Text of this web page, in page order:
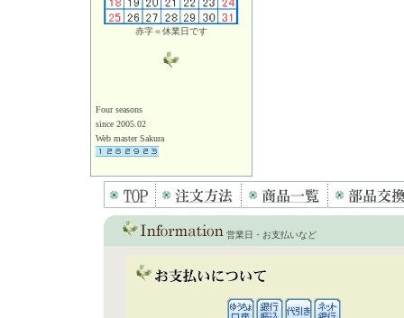
赤字＝休業日です
Four seasons
since 2005.02
Web master Sakura
営業日・お支払いなど